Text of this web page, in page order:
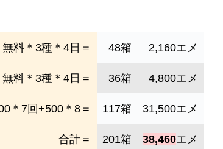
料＊3種＊4日＝ 48箱 2,160エメ
料＊3種＊4日＝ 36箱 4,800エメ
＊7回+500＊8＝ 117箱 31,500エメ
合計＝ 201箱 38,460エメ